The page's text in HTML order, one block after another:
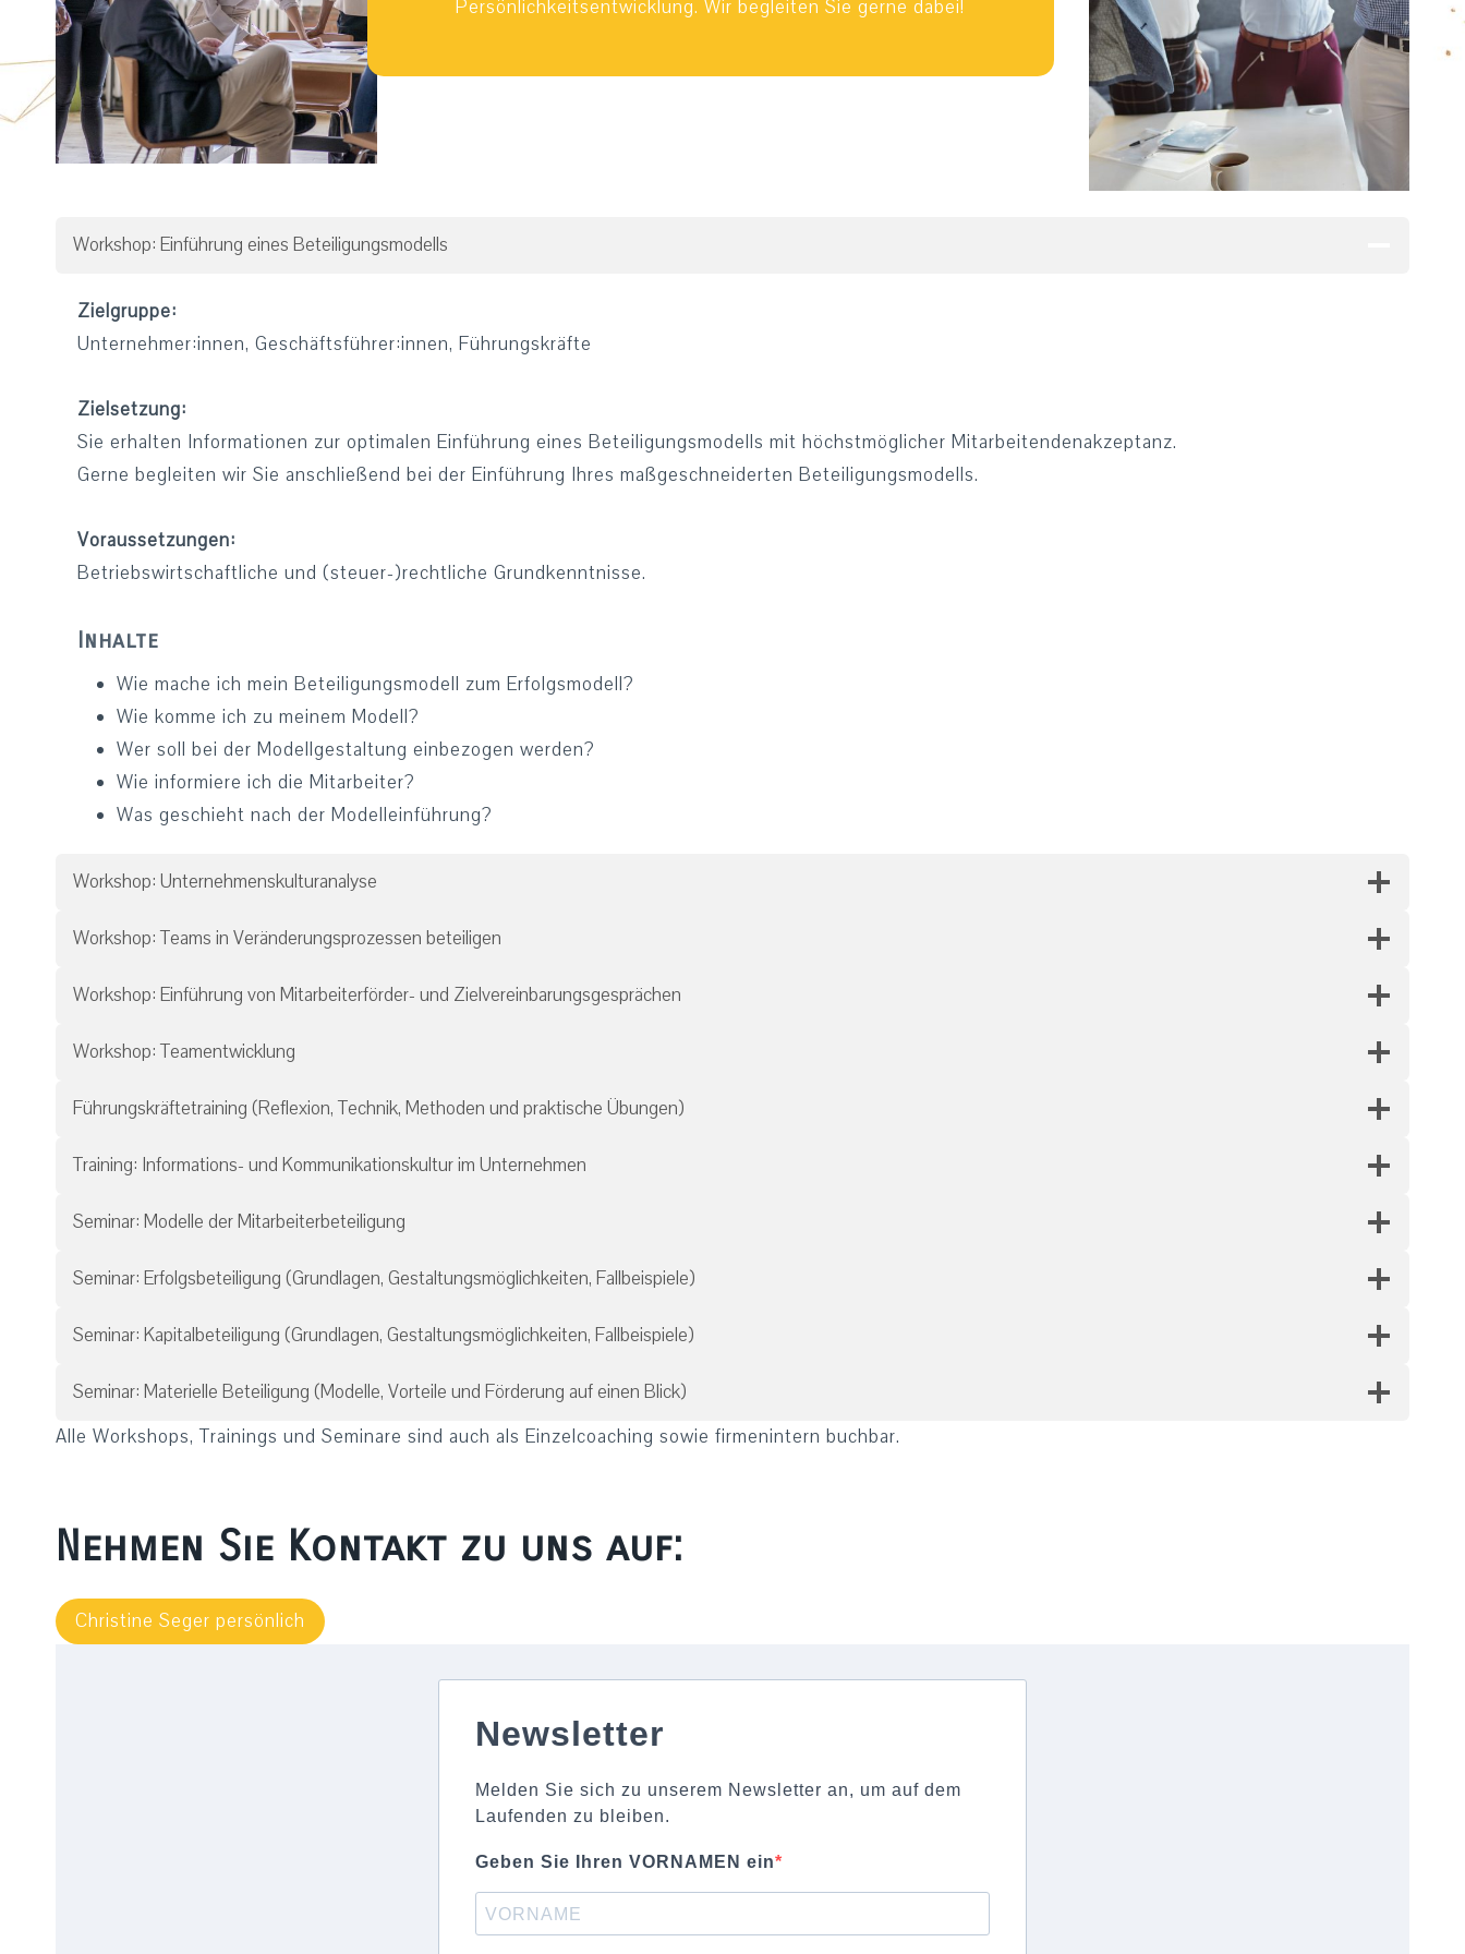
Persönlichkeitsentwicklung. Wir begleiten Sie gerne dabei!
Workshop: Einführung eines Beteiligungsmodells
Zielgruppe:
Unternehmer:innen, Geschäftsführer:innen, Führungskräfte
Zielsetzung:
Sie erhalten Informationen zur optimalen Einführung eines Beteiligungsmodells mit höchstmöglicher Mitarbeitendenakzeptanz.
Gerne begleiten wir Sie anschließend bei der Einführung Ihres maßgeschneiderten Beteiligungsmodells.
Voraussetzungen:
Betriebswirtschaftliche und (steuer-)rechtliche Grundkenntnisse.
Inhalte
Wie mache ich mein Beteiligungsmodell zum Erfolgsmodell?
Wie komme ich zu meinem Modell?
Wer soll bei der Modellgestaltung einbezogen werden?
Wie informiere ich die Mitarbeiter?
Was geschieht nach der Modelleinführung?
Workshop: Unternehmenskulturanalyse
Workshop: Teams in Veränderungsprozessen beteiligen
Workshop: Einführung von Mitarbeiterförder- und Zielvereinbarungsgesprächen
Workshop: Teamentwicklung
Führungskräftetraining (Reflexion, Technik, Methoden und praktische Übungen)
Training: Informations- und Kommunikationskultur im Unternehmen
Seminar: Modelle der Mitarbeiterbeteiligung
Seminar: Erfolgsbeteiligung (Grundlagen, Gestaltungsmöglichkeiten, Fallbeispiele)
Seminar: Kapitalbeteiligung (Grundlagen, Gestaltungsmöglichkeiten, Fallbeispiele)
Seminar: Materielle Beteiligung (Modelle, Vorteile und Förderung auf einen Blick)
Alle Workshops, Trainings und Seminare sind auch als Einzelcoaching sowie firmenintern buchbar.
Nehmen Sie Kontakt zu uns auf:
Christine Seger persönlich
Newsletter
Melden Sie sich zu unserem Newsletter an, um auf dem
Laufenden zu bleiben.
Geben Sie Ihren VORNAMEN ein